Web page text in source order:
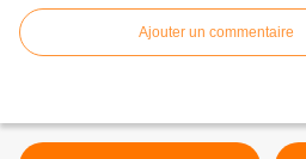
Ajouter un commentaire